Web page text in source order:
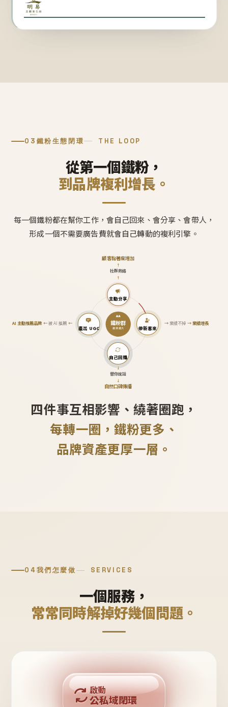
03 鐵粉生態閉環 THE LOOP
從第一個鐵粉，
到品牌複利增長。
每一個鐵粉都在幫你工作，會自己回來、會分享、會帶人，
形成一個不需要廣告費就會自己轉動的複利引擎。
鐵粉群
越滾越大
主動分享
↑
社群熱絡
↑
顧客黏著度增加
帶新客來
→業績不掉 →業績增長
自己回購
↓
替你說話
↓
自然口碑傳播
產出 UGC
AI 主動推薦品牌←被 AI 推薦 ←
四件事互相影響、繞著圈跑，
每轉一圈，鐵粉更多、
品牌資產更厚一層。
04我們怎麼做 SERVICES
一個服務，
常常同時解掉好幾個問題。
回購複利
啟動
公私域閉環